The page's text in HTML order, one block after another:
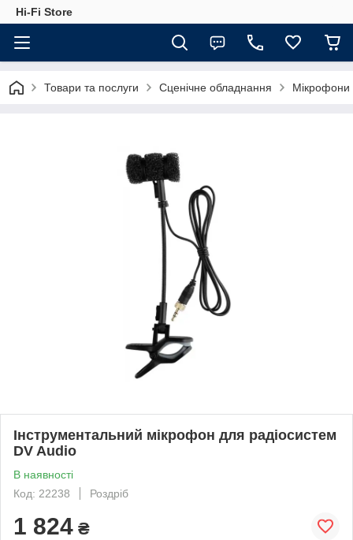
Hi-Fi Store
Товари та послуги Сценічне обладнання Мікрофони
Інструментальний мікрофон для радіосистем
DV Audio
В наявності
Код: 22238
Роздріб
1 824 ₴